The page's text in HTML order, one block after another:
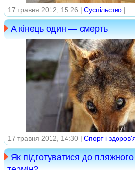
17 травня 2012, 15:26 | Суспільство |
А кінець один — смерть
17 травня 2012, 14:30 | Спорт і здоров'я
Як підготуватися до